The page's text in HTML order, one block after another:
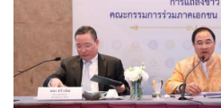
ครอบคลุมทุกพื้นที่ เพื่อเปิดโอกาส
สร้างความรู้ใหม่ๆ รวมทั้งการทำธุ
อย่างที่เรารู้กันว่า สถานการณ์โควิ
วิจัยยารักษาอยู่ แต่วิถีชีวิตความเ